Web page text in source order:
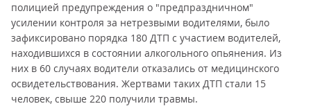
полицией предупреждения о "предпраздничном"
усилении контроля за нетрезвыми водителями, было
зафиксировано порядка 180 ДТП с участием водителей,
находившихся в состоянии алкогольного опьянения. Из
них в 60 случаях водители отказались от медицинского
освидетельствования. Жертвами таких ДТП стали 15
человек, свыше 220 получили травмы.